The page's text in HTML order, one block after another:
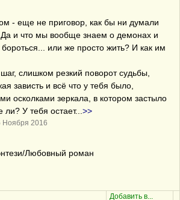
- еще не приговор, как бы ни думали
Да и что мы вообще знаем о демонах и
или же просто жить? И как им
слишком резкий поворот судьбы,
зависть и всё что у тебя было,
осколками зеркала, в котором застыло
ли? У тебя остает... >>
Ноября 2016
Любовный роман